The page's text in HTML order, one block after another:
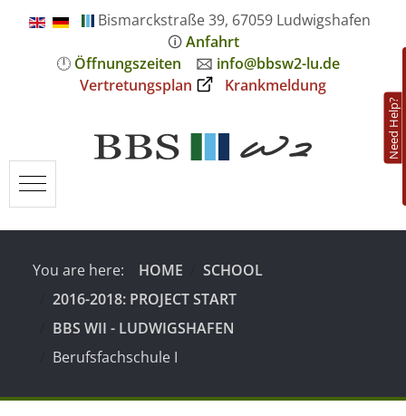
Bismarckstraße 39, 67059 Ludwigshafen
🛈Anfahrt
🕛 Öffnungszeiten 🖂 info@bbsw2-lu.de
Vertretungsplan
Krankmeldung
Need Help?
Mobile Menu Toggle
You are here: HOME
SCHOOL
2016-2018: PROJECT START
BBS WII - LUDWIGSHAFEN
Berufsfachschule I